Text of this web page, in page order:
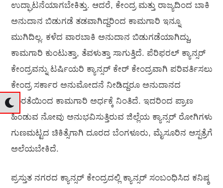
ಉದ್ಘಾಟನೆಯಾಗಬೇಕಿತ್ತು. ಆದರೆ, ಕೇಂದ್ರ ಮತ್ತು ರಾಜ್ಯದಿಂದ ಬಾಕಿ
ಅನುದಾನ ಬಿಡುಗಡೆ ತಡವಾಗಿದ್ದರಿಂದ ಕಾಮಗಾರಿ ಇನ್ನೂ
ಮುಗಿದಿಲ್ಲ. ಕಳೆದ ವಾರಬಾಕಿ ಅನುದಾನ ಬಿಡುಗಡೆಯಾಗಿದ್ದು,
ಕಾಮಗಾರಿ ಕುಂಟುತ್ತಾ, ತೆವಳುತ್ತಾ ಸಾಗುತ್ತಿದೆ. ಪೆರಿಫರಲ್ ಕ್ಯಾನ್ಸರ್
ಕೇಂದ್ರವನ್ನು ಟರ್ಷಿಯರಿ ಕ್ಯಾನ್ಸರ್ ಕೇರ್ ಕೇಂದ್ರವಾಗಿ ಪರಿವರ್ತಿಸಲು
ಕೇಂದ್ರ ಸರ್ಕಾರ ಅನುಮೋದನೆ ನೀಡಿದ್ದರೂ ಅನುದಾನದ
ಕೊರತೆಯಿಂದ ಕಾಮಗಾರಿ ಅರ್ಧಕ್ಕೆ ನಿಂತಿದೆ. ಇದರಿಂದ ಪ್ರಾಣ
ಹಿಂಡುವ ನೋವು ಅನುಭವಿಸುತ್ತಿರುವ ಜಿಲ್ಲೆಯ ಕ್ಯಾನ್ಸರ್ ರೋಗಿಗಳು
ಗುಣಮಟ್ಟದ ಚಿಕಿತ್ಸೆಗಾಗಿ ದೂರದ ಬೆಂಗಳೂರು, ಮೈಸೂರಿನ ಆಸ್ಪತ್ರೆಗೆ
ಅಲೆಯಬೇಕಿದೆ.
ಪ್ರಸ್ತುತ ನಗರದ ಕ್ಯಾನ್ಸರ್ ಕೇಂದ್ರದಲ್ಲಿ ಕ್ಯಾನ್ಸರ್ ಸಂಬಂಧಿಸಿದ ಕನಿಷ್ಠ